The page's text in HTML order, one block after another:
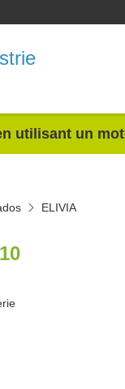
utilisant un
ELIVIA